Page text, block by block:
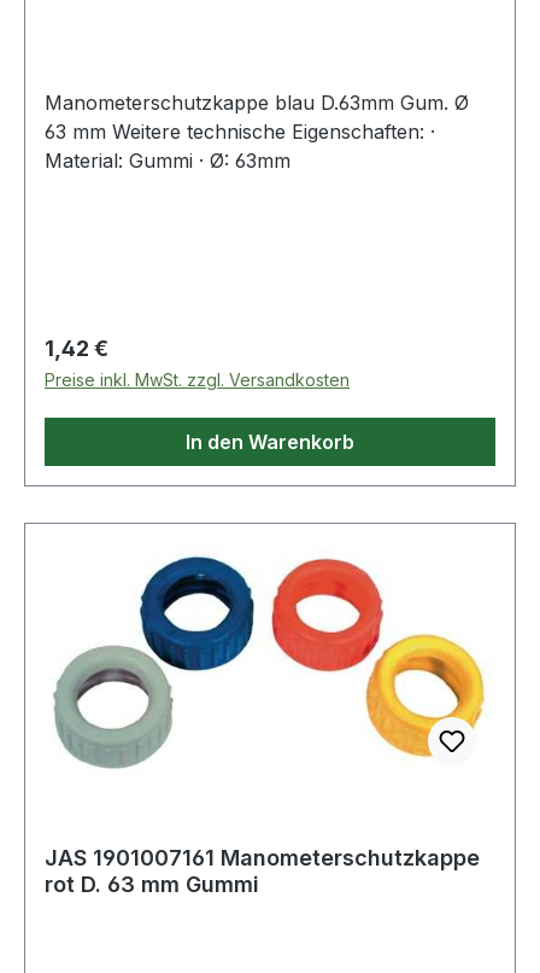
Manometerschutzkappe blau D.63mm Gum. Ø
63 mm Weitere technische Eigenschaften: ·
Material: Gummi · Ø: 63mm
Regulärer Preis:
1,42 €
Preise inkl. MwSt. zzgl. Versandkosten
In den Warenkorb
JAS 1901007161 Manometerschutzkappe
rot D. 63 mm Gummi